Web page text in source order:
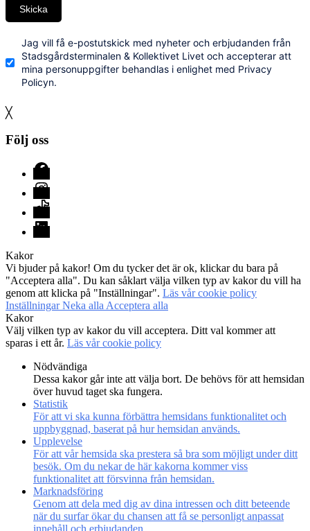
Skicka
Jag vill få e-postutskick med nyheter och erbjudanden från
Stadsgårdsterminalen & Kollektivet Livet och accepterar att
mina personuppgifter behandlas i enlighet med Privacy
Policyn.
╳
Följ oss
Facebook
Instagram
TikTok
LinkedIn
Kakor
Vi bjuder på kakor! Om du tycker det är ok, klickar du bara på
"Acceptera alla". Du kan såklart välja vilken typ av kakor du vill ha
genom att klicka på "Inställningar". Läs vår cookie policy
InställningarNeka alla Acceptera alla
Kakor
Välj vilken typ av kakor du vill acceptera. Ditt val kommer att
sparas i ett år. Läs vår cookie policy
Nödvändiga
Dessa kakor går inte att välja bort. De behövs för att hemsidan
över huvud taget ska fungera.
Statistik
För att vi ska kunna förbättra hemsidans funktionalitet och
uppbyggnad, baserat på hur hemsidan används.
Upplevelse
För att vår hemsida ska prestera så bra som möjligt under ditt
besök. Om du nekar de här kakorna kommer viss
funktionalitet att försvinna från hemsidan.
Marknadsföring
Genom att dela med dig av dina intressen och ditt beteende
när du surfar ökar du chansen att få se personligt anpassat
innehåll och erbjudanden.